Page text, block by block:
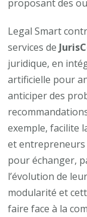
proposant des
Legal Smart
services de
juridique, en
artificielle pour
anticiper des
exemple, facilite
et entrepreneurs
pour échanger,
l’évolution de
modularité et
faire face à la